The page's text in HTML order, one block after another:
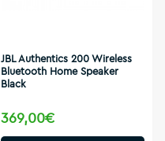
JBL Authentics 200 Wireless
Bluetooth Home Speaker
Black
369,00€